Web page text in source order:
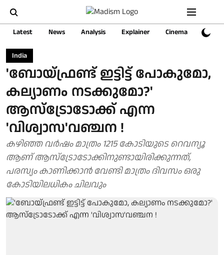
Latest News Analysis Explainer Cinema Sports
India
'ബോയ്ഫ്രണ്ട് ഇട്ടിട്ട് പോകുമോ,
കല്യാണം നടക്കുമോ?'
ആസ്ട്രോടോക്ക് എന്ന
'വിശ്വാസ'വഞ്ചന !
കഴിഞ്ഞ വർഷം മാത്രം 1215 കോടിയുടെ റെവന്യൂ
ആണ് ആസ്ട്രോടോക്കിനുണ്ടായിരിക്കുന്നത്,
പരസ്യം കാണിക്കാൻ വേണ്ടി മാത്രം ദിവസം ഒരു
കോടിയിലധികം ചിലവും